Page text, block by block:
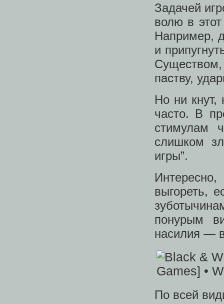
Задачей
волю в
Например,
и
паству,
Но ни кнут,
часто. В
стимулам
слишком
игры”.
выгореть,
понурым
насилия —
По всей